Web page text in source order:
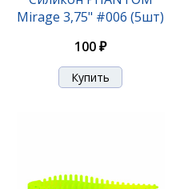
Mirage 3,75" #006 (5шт)
100 ₽